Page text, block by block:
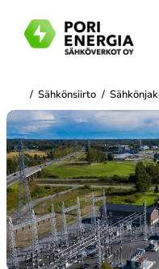
Siirry
sisältöön
/ Sähkönsiirto /